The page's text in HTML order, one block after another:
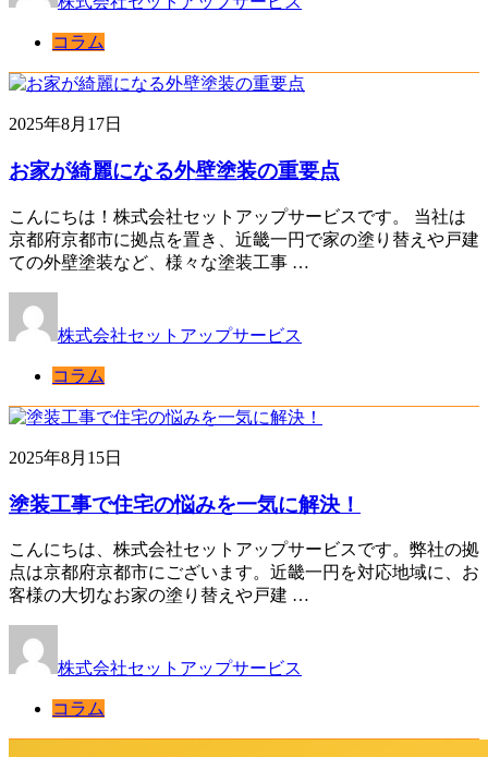
コラム
2025年8月17日
お家が綺麗になる外壁塗装の重要点
こんにちは！株式会社セットアップサービスです。 当社は
京都府京都市に拠点を置き、近畿一円で家の塗り替えや戸建
ての外壁塗装など、様々な塗装工事 …
株式会社セットアップサービス
コラム
2025年8月15日
塗装工事で住宅の悩みを一気に解決！
こんにちは、株式会社セットアップサービスです。弊社の拠
点は京都府京都市にございます。近畿一円を対応地域に、お
客様の大切なお家の塗り替えや戸建 …
株式会社セットアップサービス
コラム